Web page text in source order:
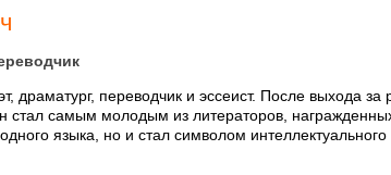
драматург, переводчик и эссеист. После выхода за
стал самым молодым из литераторов,
языка, но и стал символом